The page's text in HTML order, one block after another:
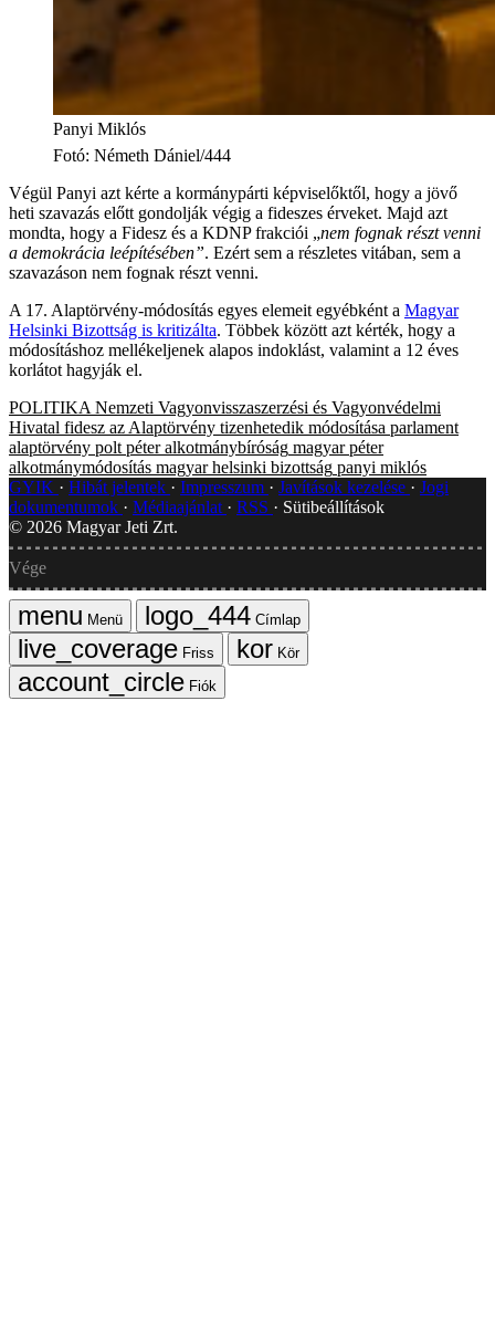
Panyi Miklós
Fotó: Németh Dániel/444
Végül Panyi azt kérte a kormánypárti képviselőktől, hogy a jövő
heti szavazás előtt gondolják végig a fideszes érveket. Majd azt
mondta, hogy a Fidesz és a KDNP frakciói „nem fognak részt venni
a demokrácia leépítésében”. Ezért sem a részletes vitában, sem a
szavazáson nem fognak részt venni.
A 17. Alaptörvény-módosítás egyes elemeit egyébként a Magyar
Helsinki Bizottság is kritizálta. Többek között azt kérték, hogy a
módosításhoz mellékeljenek alapos indoklást, valamint a 12 éves
korlátot hagyják el.
POLITIKA Nemzeti Vagyonvisszaszerzési és Vagyonvédelmi
Hivatal fidesz az Alaptörvény tizenhetedik módosítása parlament
alaptörvény polt péter alkotmánybíróság magyar péter
alkotmánymódosítás magyar helsinki bizottság panyi miklós
GYIK
Hibát jelentek Impresszum Javítások kezelése
Jogi
dokumentumok
Médiaajánlat RSS
Sütibeállítások
© 2026 Magyar Jeti Zrt.
Vége
Menü
Címlap
Friss
Kör
Fiók